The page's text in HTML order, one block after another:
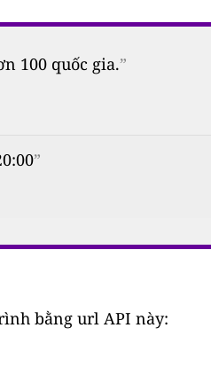
100 quốc gia.”
”
bằng url API này: